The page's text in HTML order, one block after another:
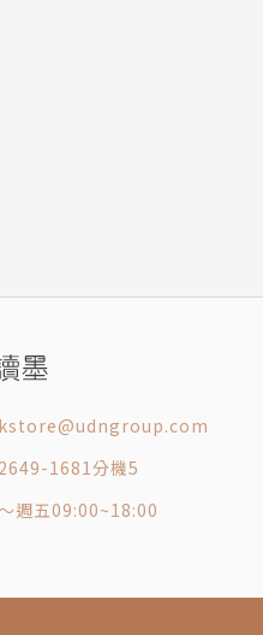
1681分機5
週五09:00~18:00